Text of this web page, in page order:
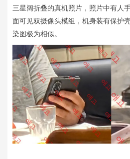
三星阔折叠的真机照片，照片中有人
面可见双摄像头模组，机身装有保护
染图极为相似。